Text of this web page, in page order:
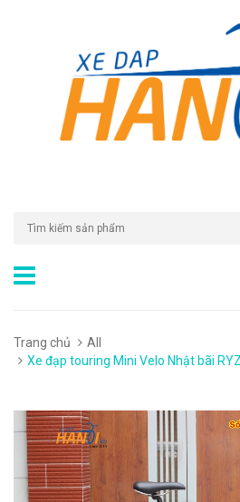
Trang chủ
All
Xe đạp touring Mini Velo Nhật bãi